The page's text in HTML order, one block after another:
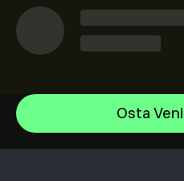
Osta
Bitcoin
Flare